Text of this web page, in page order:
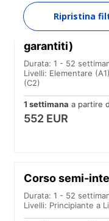
Ripristina
Corso
garantiti)
Durata: 1 - 52
Livelli: Elementare
(C2)
1 settimana a partire
552 EUR
Corso semi-
Durata: 1 - 52
Livelli: Principiante a